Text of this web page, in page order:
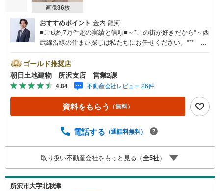
画像36枚
おすすめポイント 金内 龍河
■ご成約7万件超の実績と信頼■～*この街が好きだから*～西
武線沿線の住まい探しは私たちにお任せください。*** 住
玉・神奈川に展開。豊富な取引データと現場経験をもと
に、お客様一人ひとりに最適なご提案を行っています。
「住宅ローンが不安」「自己資金が少ないけれど購入でき
る？」「住み替えの進め方が分からない」など、購入・売
却に関するお悩みにも有資格スタッフが丁寧に対応。資金
計画の立案から契約・お引渡しまで一貫してサポートいた
件ごとのメリット・注意点をまとめたレポートもご用意し
応。まずはお気軽にご相談ください。■電車でお越しのお客
様は、西武線「所沢駅」西口より徒歩5分■お車でお越しの
お客様は、提携駐車場がございますので弊社営業スタッフ
までお尋ねください。
ゴールド推奨店
朝日土地建物 所沢支店 営業2課
4.84 不動産会社レビュー 26件
資料をもらう （無料）
電話する （通話料無料）
取り扱い不動産会社をもっと見る（全5社）
所沢市大字北秋津